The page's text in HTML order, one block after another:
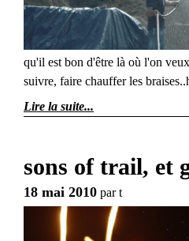
qu'il est bon d'être là où l'on
suivre, faire chauffer les
Lire la suite
sons of trail, et
18 mai 2010 part